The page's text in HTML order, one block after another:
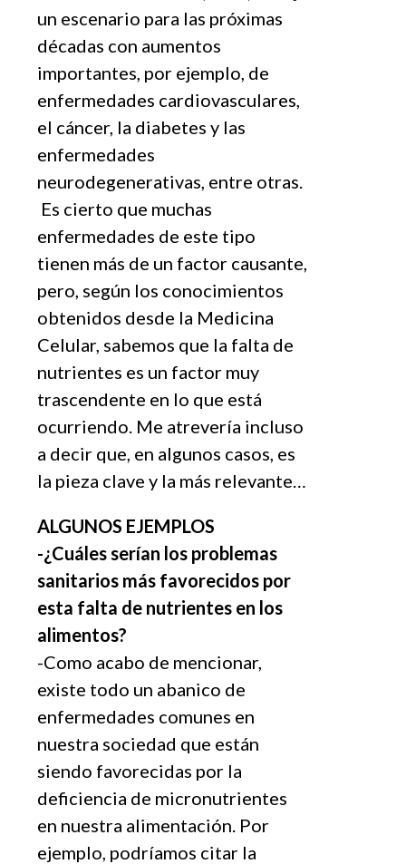
un escenario para las próximas
décadas con aumentos
importantes, por ejemplo, de
enfermedades cardiovasculares,
el cáncer, la diabetes y las
enfermedades
neurodegenerativas, entre otras.
Es cierto que muchas
enfermedades de este tipo
tienen más de un factor causante,
pero, según los conocimientos
obtenidos desde la Medicina
Celular, sabemos que la falta de
nutrientes es un factor muy
trascendente en lo que está
ocurriendo. Me atrevería incluso
a decir que, en algunos casos, es
la pieza clave y la más relevante…
ALGUNOS EJEMPLOS
-¿Cuáles serían los problemas
sanitarios más favorecidos por
esta falta de nutrientes en los
alimentos?
-Como acabo de mencionar,
existe todo un abanico de
enfermedades comunes en
nuestra sociedad que están
siendo favorecidas por la
deficiencia de micronutrientes
en nuestra alimentación. Por
ejemplo, podríamos citar la